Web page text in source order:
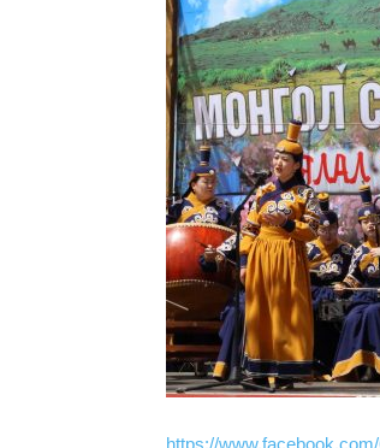
https://